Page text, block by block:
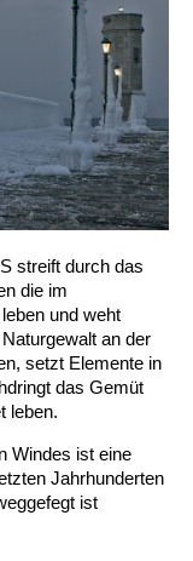
streift durch das
die im
und weht
an der
setzt Elemente in
das Gemüt
leben.
Windes ist eine
Jahrhunderten
ist